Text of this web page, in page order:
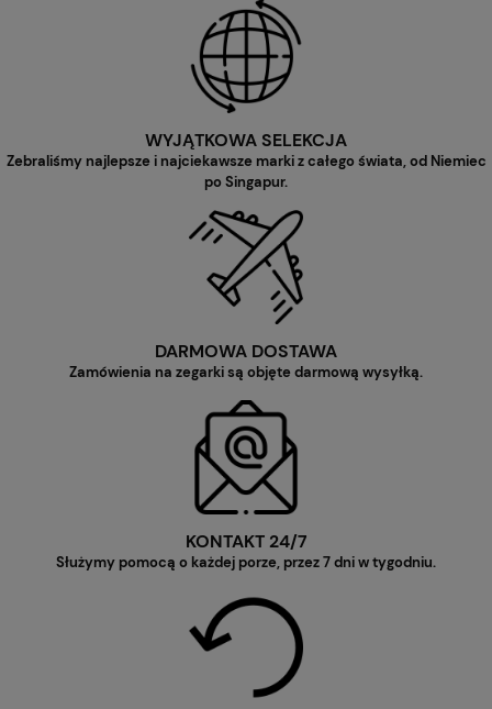
WYJĄTKOWA SELEKCJA
Zebraliśmy najlepsze i najciekawsze marki z całego świata, od Niemiec
po Singapur.
DARMOWA DOSTAWA
Zamówienia na zegarki są objęte darmową wysyłką.
KONTAKT 24/7
Służymy pomocą o każdej porze, przez 7 dni w tygodniu.